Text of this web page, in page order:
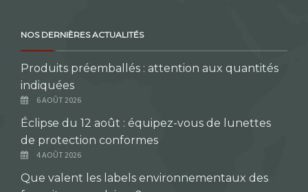
NOS DERNIÈRES ACTUALITÉS
Produits préemballés : attention aux quantités
indiquées
6 AOÛT 2026
Éclipse du 12 août : équipez-vous de lunettes
de protection conformes
4 AOÛT 2026
Que valent les labels environnementaux des